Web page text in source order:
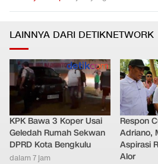
LAINNYA DARI DETIKNETWORK
KPK Bawa 3 Koper Usai
Geledah Rumah Sekwan
DPRD Kota Bengkulu
dalam 7 jam
Respon
Adriano,
Aspirasi
Alor